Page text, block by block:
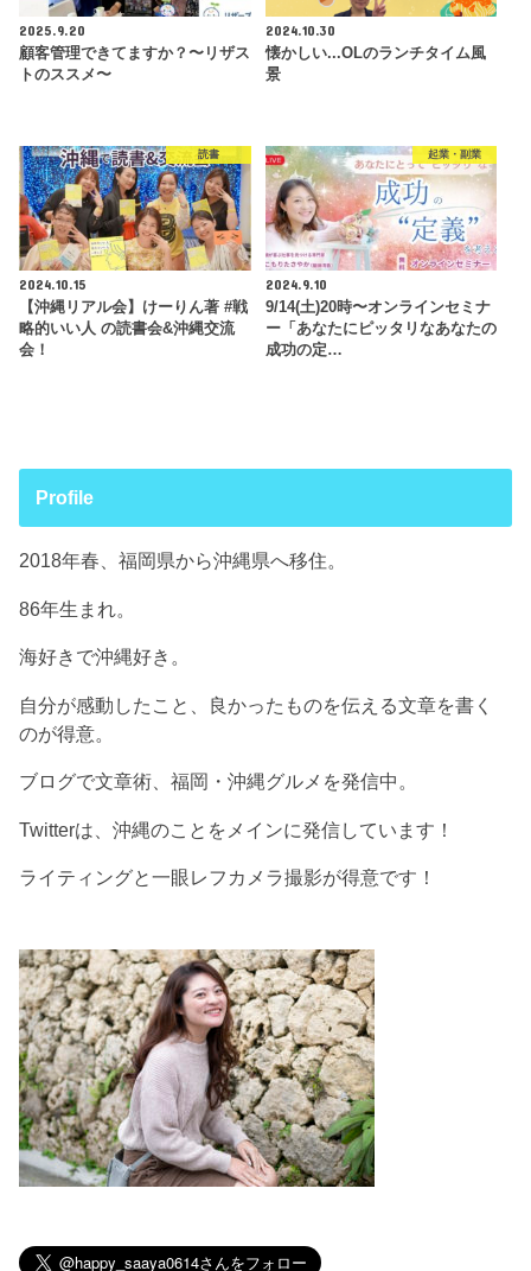
2025.9.20
顧客管理できてますか？〜リザス
トのススメ〜
2024.10.30
懐かしい...OLのランチタイム風
景
読書
2024.10.15
【沖縄リアル会】けーりん著 #戦
略的いい人 の読書会&沖縄交流
会！
起業・副業
2024.9.10
9/14(土)20時〜オンラインセミナ
ー「あなたにピッタリなあなたの
成功の定…
Profile
2018年春、福岡県から沖縄県へ移住。
86年生まれ。
海好きで沖縄好き。
自分が感動したこと、良かったものを伝える文章を書く
のが得意。
ブログで文章術、福岡・沖縄グルメを発信中。
Twitterは、沖縄のことをメインに発信しています！
ライティングと一眼レフカメラ撮影が得意です！